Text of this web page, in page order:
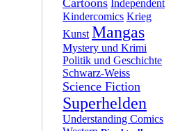
Cartoons Independent
Kindercomics Krieg
Kunst Mangas
Mystery und Krimi
Politik und Geschichte
Schwarz-Weiss
Science Fiction
Superhelden
Understanding Comics